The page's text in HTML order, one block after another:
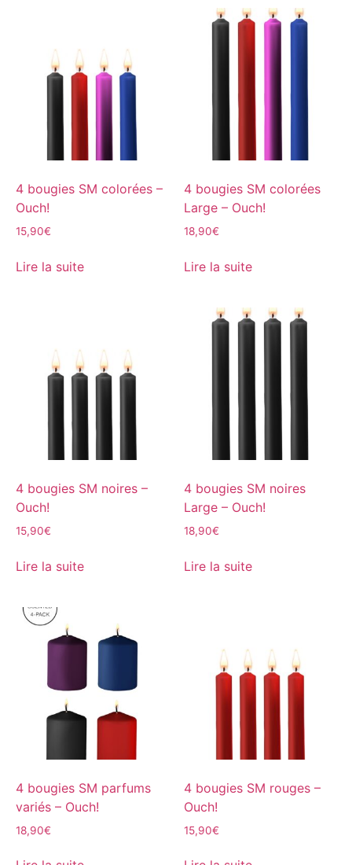
4 bougies SM colorées –
Ouch!
15,90€
Lire la suite
4 bougies SM colorées
Large – Ouch!
18,90€
Lire la suite
4 bougies SM noires –
Ouch!
15,90€
Lire la suite
4 bougies SM noires
Large – Ouch!
18,90€
Lire la suite
4 bougies SM parfums
variés – Ouch!
18,90€
4 bougies SM rouges –
Ouch!
15,90€